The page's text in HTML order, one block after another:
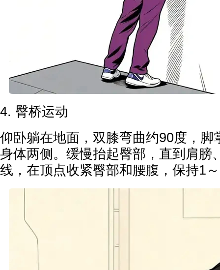
4. 臀桥运动
仰卧躺在地面，双膝弯曲约90度，脚
身体两侧。缓慢抬起臀部，直到肩膀
线，在顶点收紧臀部和腰腹，保持1